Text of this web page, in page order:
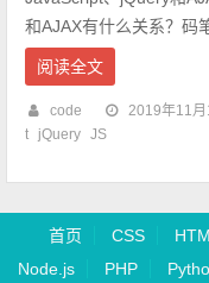
和AJAX有什么关系？码
阅读全文
code 2019年11月
t
jQuery JS
首页 CSS
Node.js
PHP